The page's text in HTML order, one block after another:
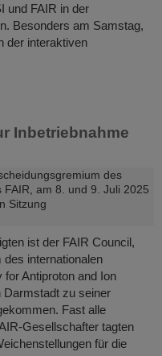
und FAIR in der
Besonders am Samstag,
der interaktiven
Inbetriebnahme
ist der FAIR Council,
internationalen
Antiproton and Ion
Darmstadt zu seiner
Fast alle
Gesellschafter tagten
für die